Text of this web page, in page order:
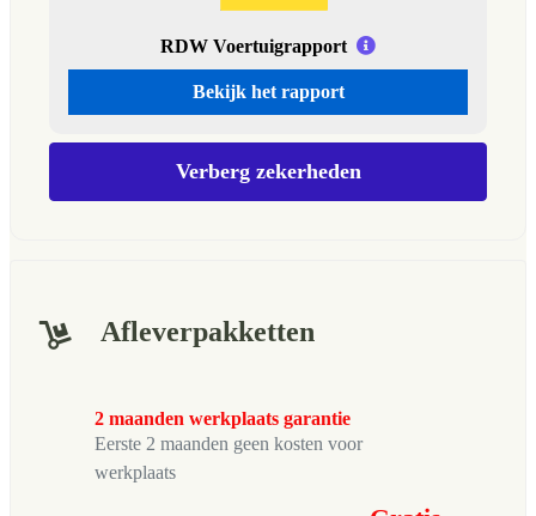
RDW Voertuigrapport
Bekijk het rapport
Verberg zekerheden
Afleverpakketten
2 maanden werkplaats garantie
Eerste 2 maanden geen kosten voor
werkplaats